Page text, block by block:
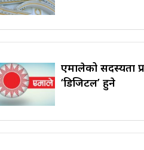
एमालेको सदस्यता
‘डिजिटल’ हुने